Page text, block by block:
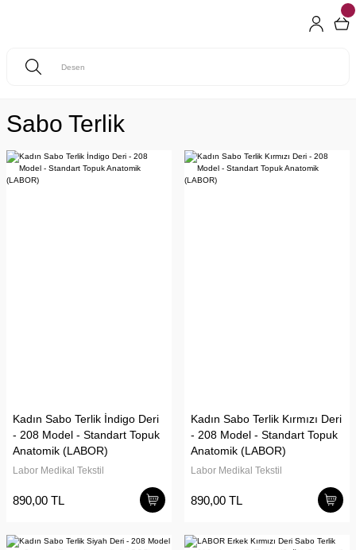
Sabo Terlik
Kadın Sabo Terlik İndigo Deri
- 208 Model - Standart Topuk
Anatomik (LABOR)
Labor Medikal Tekstil
890,00 TL
Kadın Sabo Terlik Kırmızı Deri
- 208 Model - Standart Topuk
Anatomik (LABOR)
Labor Medikal Tekstil
890,00 TL